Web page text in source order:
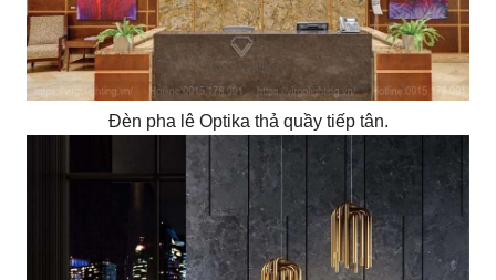
Đèn pha lê Optika thả quầy tiếp tân.